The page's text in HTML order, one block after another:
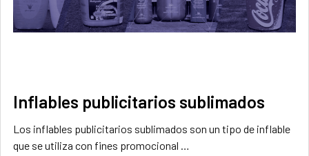
Inflables publicitarios sublimados
Los inflables publicitarios sublimados son un tipo de inflable
que se utiliza con fines promocional …